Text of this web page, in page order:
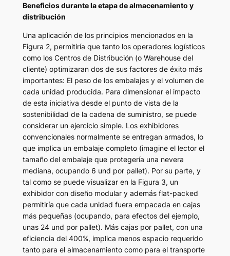
Beneficios durante la etapa de almacenamiento y
distribución
Una aplicación de los principios mencionados en la
Figura 2, permitiría que tanto los operadores logísticos
como los Centros de Distribución (o Warehouse del
cliente) optimizaran dos de sus factores de éxito más
importantes: El peso de los embalajes y el volumen de
cada unidad producida. Para dimensionar el impacto
de esta iniciativa desde el punto de vista de la
sostenibilidad de la cadena de suministro, se puede
considerar un ejercicio simple. Los exhibidores
convencionales normalmente se entregan armados, lo
que implica un embalaje completo (imagine el lector el
tamaño del embalaje que protegería una nevera
mediana, ocupando 6 und por pallet). Por su parte, y
tal como se puede visualizar en la Figura 3, un
exhibidor con diseño modular y además flat-packed
permitiría que cada unidad fuera empacada en cajas
más pequeñas (ocupando, para efectos del ejemplo,
unas 24 und por pallet). Más cajas por pallet, con una
eficiencia del 400%, implica menos espacio requerido
tanto para el almacenamiento como para el transporte